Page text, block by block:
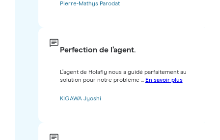
Pierre-Mathys Parodat
Perfection de l’agent.
L’agent de Holafly nous a guidé parfaitement au
solution pour notre problème ... En savoir plus
KIGAWA Jyoshi